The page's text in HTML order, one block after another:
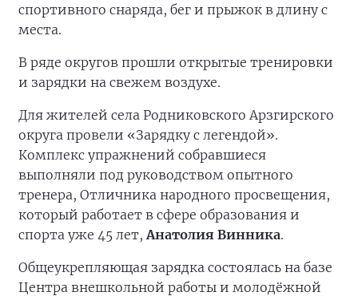
спортивного снаряда, бег и прыжок в длину с
места.
В ряде округов прошли открытые тренировки
и зарядки на свежем воздухе.
Для жителей села Родниковского Арзгирского
округа провели «Зарядку с легендой».
Комплекс упражнений собравшиеся
выполняли под руководством опытного
тренера, Отличника народного просвещения,
который работает в сфере образования и
спорта уже 45 лет, Анатолия Винника.
Общеукрепляющая зарядка состоялась на базе
Центра внешкольной работы и молодёжной